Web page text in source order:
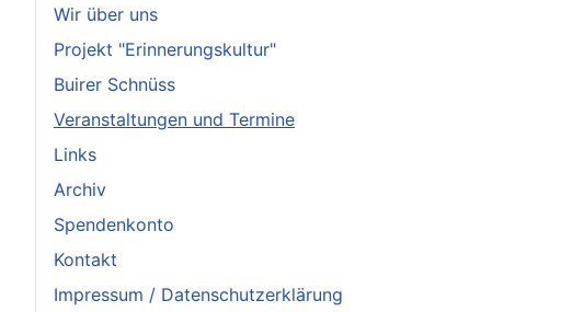
Wir über uns
Projekt "Erinnerungskultur"
Buirer Schnüss
Veranstaltungen und Termine
Links
Archiv
Spendenkonto
Kontakt
Impressum / Datenschutzerklärung